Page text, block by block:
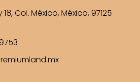
18, Col. México, México, 97125